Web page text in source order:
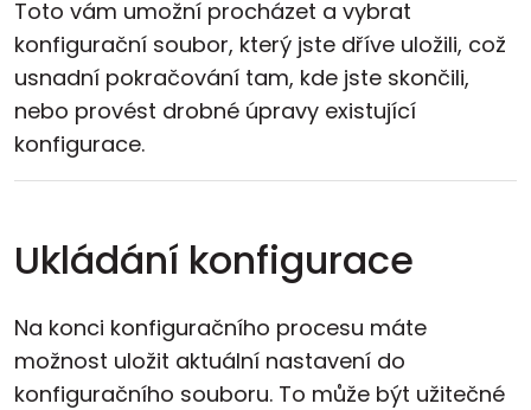
Toto vám umožní procházet a vybrat
konfigurační soubor, který jste dříve uložili, což
usnadní pokračování tam, kde jste skončili,
nebo provést drobné úpravy existující
konfigurace.
Ukládání konfigurace
Na konci konfiguračního procesu máte
možnost uložit aktuální nastavení do
konfiguračního souboru. To může být užitečné